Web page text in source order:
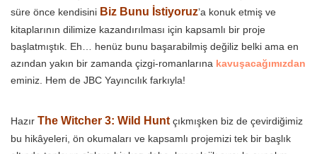
süre önce kendisini Biz Bunu İstiyoruz’a konuk etmiş ve
kitaplarının dilimize kazandırılması için kapsamlı bir proje
başlatmıştık. Eh… henüz bunu başarabilmiş değiliz belki ama en
azından yakın bir zamanda çizgi-romanlarına kavuşacağımızdan
eminiz. Hem de JBC Yayıncılık farkıyla!
Hazır The Witcher 3: Wild Hunt çıkmışken biz de çevirdiğimiz
bu hikâyeleri, ön okumaları ve kapsamlı projemizi tek bir başlık